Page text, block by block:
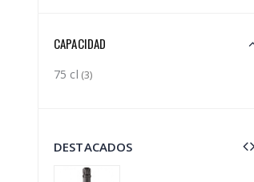
CAPACIDAD
75 cl (3)
DESTACADOS